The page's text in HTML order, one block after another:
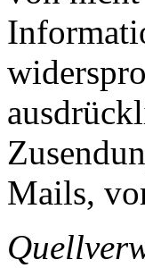
Mails,